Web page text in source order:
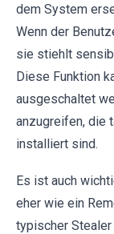
dem System
Wenn der
sie stiehlt
Diese Funktion
ausgeschaltet
anzugreifen, die
installiert sind.
Es ist auch
eher wie ein
typischer